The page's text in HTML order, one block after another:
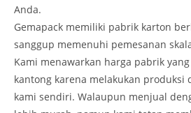
Anda.
Gemapack memiliki pabrik karton
sanggup memenuhi pemesanan
Kami menawarkan harga pabrik
kantong karena melakukan produksi
kami sendiri. Walaupun menjual